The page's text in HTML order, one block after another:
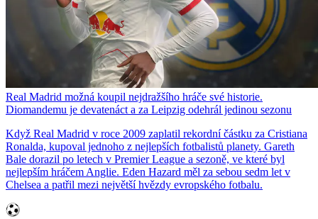
Real Madrid možná koupil nejdražšího hráče své historie.
Diomandemu je devatenáct a za Leipzig odehrál jedinou sezonu
Když Real Madrid v roce 2009 zaplatil rekordní částku za Cristiana
Ronalda, kupoval jednoho z nejlepších fotbalistů planety. Gareth
Bale dorazil po letech v Premier League a sezoně, ve které byl
nejlepším hráčem Anglie. Eden Hazard měl za sebou sedm let v
Chelsea a patřil mezi největší hvězdy evropského fotbalu.